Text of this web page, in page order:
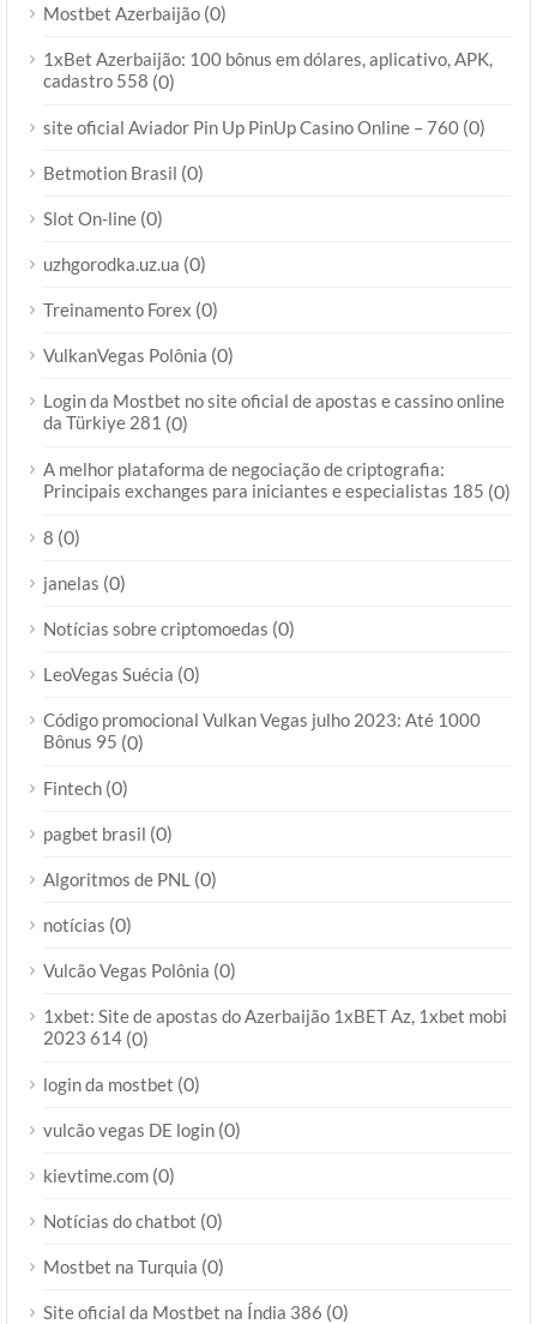
Mostbet Azerbaijão (0)
1xBet Azerbaijão: 100 bônus em dólares, aplicativo, APK,
cadastro 558 (0)
site oficial Aviador Pin Up PinUp Casino Online – 760 (0)
Betmotion Brasil (0)
Slot On-line (0)
uzhgorodka.uz.ua (0)
Treinamento Forex (0)
VulkanVegas Polônia (0)
Login da Mostbet no site oficial de apostas e cassino online
da Türkiye 281 (0)
A melhor plataforma de negociação de criptografia:
Principais exchanges para iniciantes e especialistas 185 (0)
8 (0)
janelas (0)
Notícias sobre criptomoedas (0)
LeoVegas Suécia (0)
Código promocional Vulkan Vegas julho 2023: Até 1000
Bônus 95 (0)
Fintech (0)
pagbet brasil (0)
Algoritmos de PNL (0)
notícias (0)
Vulcão Vegas Polônia (0)
1xbet: Site de apostas do Azerbaijão 1xBET Az, 1xbet mobi
2023 614 (0)
login da mostbet (0)
vulcão vegas DE login (0)
kievtime.com (0)
Notícias do chatbot (0)
Mostbet na Turquia (0)
Site oficial da Mostbet na Índia 386 (0)